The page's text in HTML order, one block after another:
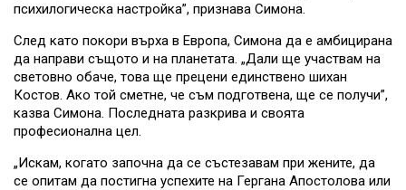
психилогическа настройка”, признава Симона.
След като покори върха в Европа, Симона да е амбицирана
да направи същото и на планетата. „Дали ще участвам на
световно обаче, това ще прецени единствено шихан
Костов. Ако той сметне, че съм подготвена, ще се получи”,
казва Симона. Последната разкрива и своята
професионална цел.
„Искам, когато започна да се състезавам при жените, да
се опитам да постигна успехите на Гергана Апостолова или